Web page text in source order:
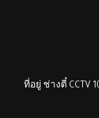
ที่อยู่ ช่างตี๋ CCTV